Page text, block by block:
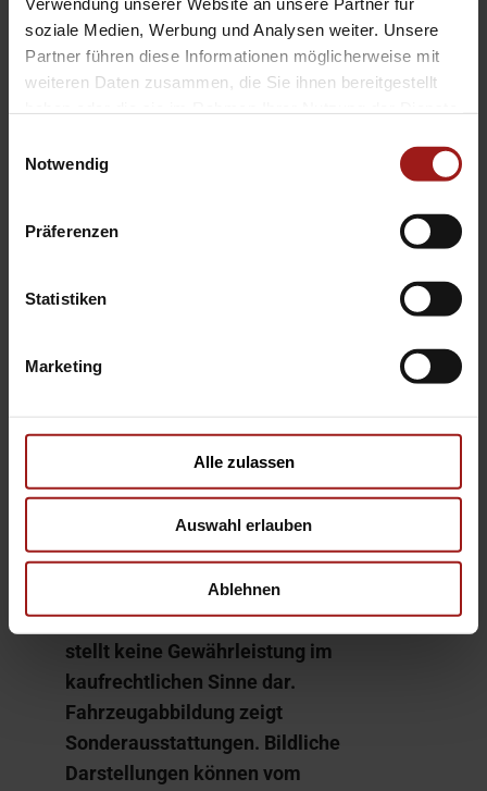
soziale Medien, Werbung und Analysen weiter. Unsere
Partner führen diese Informationen möglicherweise mit
weiteren Daten zusammen, die Sie ihnen bereitgestellt
Notwendig
Präferenzen
Statistiken
Marketing
Alle zulassen
Auswahl erlauben
Ablehnen
lediglich der allgemeinen
Identifizierung des Fahrzeuges und
stellt keine Gewährleistung im
Ausschlaggebend ist die Beschreibung
vereinbaren da der Fahrzeugstandort
858-FC9921-25
Für Bilder im XL-Format geben Sie
diesen Code aufwww.aosXL.de
Änderungen, Zwischenverkauf und
Irrtümer sind ausdrücklich vorbehalten.
Die Beschreibung dient der allgemeinen
Identifizierung des Fahrzeuges und
stellt keine Gewährleistung im
kaufrechtlichen Sinne dar.
Fahrzeugabbildung zeigt
Sonderausstattungen. Bildliche
Darstellungen können vom